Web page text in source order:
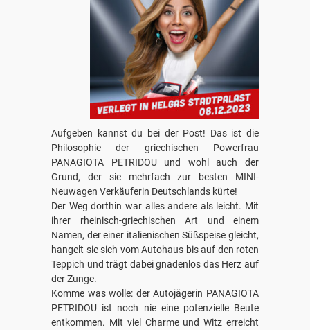
Aufgeben kannst du bei der Post! Das ist die
Philosophie der griechischen Powerfrau
PANAGIOTA PETRIDOU und wohl auch der
Grund, der sie mehrfach zur besten MINI-
Neuwagen Verkäuferin Deutschlands kürte!
Der Weg dorthin war alles andere als leicht. Mit
ihrer rheinisch-griechischen Art und einem
Namen, der einer italienischen Süßspeise gleicht,
hangelt sie sich vom Autohaus bis auf den roten
Teppich und trägt dabei gnadenlos das Herz auf
der Zunge.
Komme was wolle: der Autojägerin PANAGIOTA
PETRIDOU ist noch nie eine potenzielle Beute
entkommen. Mit viel Charme und Witz erreicht